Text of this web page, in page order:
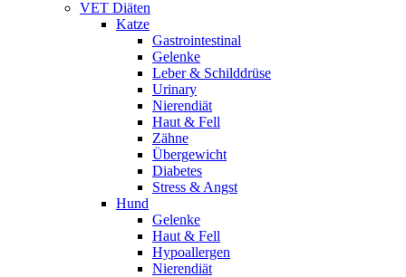
VET Diäten
Katze
Gastrointestinal
Gelenke
Leber & Schilddrüse
Urinary
Nierendiät
Haut & Fell
Zähne
Übergewicht
Diabetes
Stress & Angst
Hund
Gelenke
Haut & Fell
Hypoallergen
Nierendiät